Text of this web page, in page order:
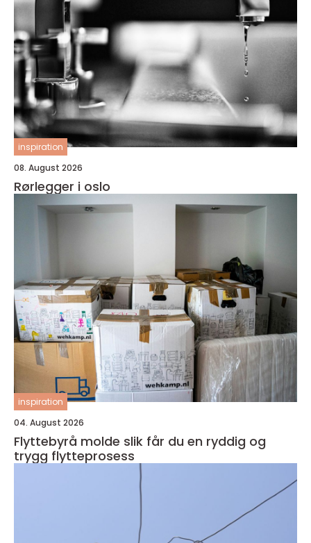
inspiration
08. August 2026
Rørlegger i oslo
inspiration
04. August 2026
Flyttebyrå molde slik får du en ryddig og
trygg flytteprosess